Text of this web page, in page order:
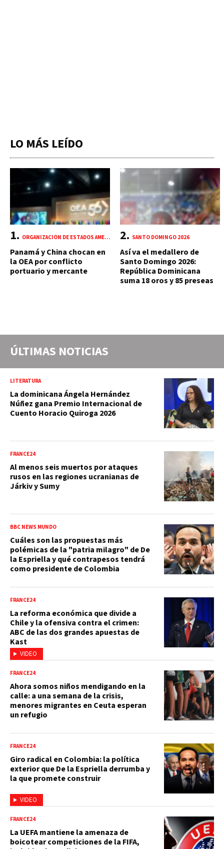
LO MÁS LEÍDO
ORGANIZACIÓN DE ESTADOS AMERICANOS (OEA)
Panamá y China chocan en
la OEA por conflicto
portuario y mercante
SANTO DOMINGO 2026
Así va el medallero de
Santo Domingo 2026:
República Dominicana
suma 18 oros y 85 preseas
ÚLTIMAS NOTICIAS
LITERATURA
La dominicana Ángela Hernández
Núñez gana Premio Internacional de
Cuento Horacio Quiroga 2026
FRANCE24
Al menos seis muertos por ataques
rusos en las regiones ucranianas de
Járkiv y Sumy
BBC NEWS MUNDO
Cuáles son las propuestas más
polémicas de la "patria milagro" de De
la Espriella y qué contrapesos tendrá
como presidente de Colombia
VIDEO
FRANCE24
La reforma económica que divide a
Chile y la ofensiva contra el crimen:
ABC de las dos grandes apuestas de
Kast
FRANCE24
Ahora somos niños mendigando en la
calle: a una semana de la crisis,
menores migrantes en Ceuta esperan
un refugio
VIDEO
FRANCE24
Giro radical en Colombia: la política
exterior que De la Espriella derrumba y
la que promete construir
FRANCE24
La UEFA mantiene la amenaza de
boicotear competiciones de la FIFA,